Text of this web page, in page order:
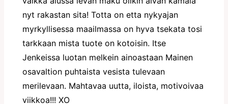
nyt rakastan sita! Totta on etta nykyajan
myrkyllisessa maailmassa on hyva tsekata tosi
tarkkaan mista tuote on kotoisin. Itse
Jenkeissa luotan melkein ainoastaan Mainen
osavaltion puhtaista vesista tulevaan
merilevaan. Mahtavaa uutta, iloista, motivoivaa
viikkoa!!! XO